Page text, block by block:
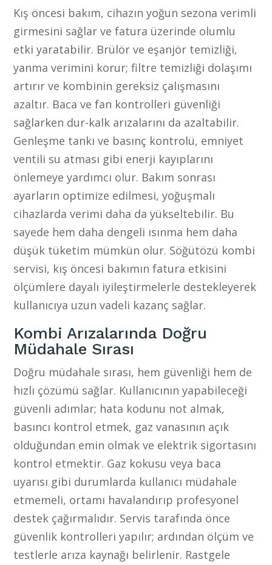
Kış öncesi bakım, cihazın yoğun sezona verimli
girmesini sağlar ve fatura üzerinde olumlu
etki yaratabilir. Brülör ve eşanjör temizliği,
yanma verimini korur; filtre temizliği dolaşımı
artırır ve kombinin gereksiz çalışmasını
azaltır. Baca ve fan kontrolleri güvenliği
sağlarken dur-kalk arızalarını da azaltabilir.
Genleşme tankı ve basınç kontrolü, emniyet
ventili su atması gibi enerji kayıplarını
önlemeye yardımcı olur. Bakım sonrası
ayarların optimize edilmesi, yoğuşmalı
cihazlarda verimi daha da yükseltebilir. Bu
sayede hem daha dengeli ısınma hem daha
düşük tüketim mümkün olur. Söğütözü kombi
servisi, kış öncesi bakımın fatura etkisini
ölçümlere dayalı iyileştirmelerle destekleyerek
kullanıcıya uzun vadeli kazanç sağlar.
Kombi Arızalarında Doğru
Müdahale Sırası
Doğru müdahale sırası, hem güvenliği hem de
hızlı çözümü sağlar. Kullanıcının yapabileceği
güvenli adımlar; hata kodunu not almak,
basıncı kontrol etmek, gaz vanasının açık
olduğundan emin olmak ve elektrik sigortasını
kontrol etmektir. Gaz kokusu veya baca
uyarısı gibi durumlarda kullanıcı müdahale
etmemeli, ortamı havalandırıp profesyonel
destek çağırmalıdır. Servis tarafında önce
güvenlik kontrolleri yapılır; ardından ölçüm ve
testlerle arıza kaynağı belirlenir. Rastgele